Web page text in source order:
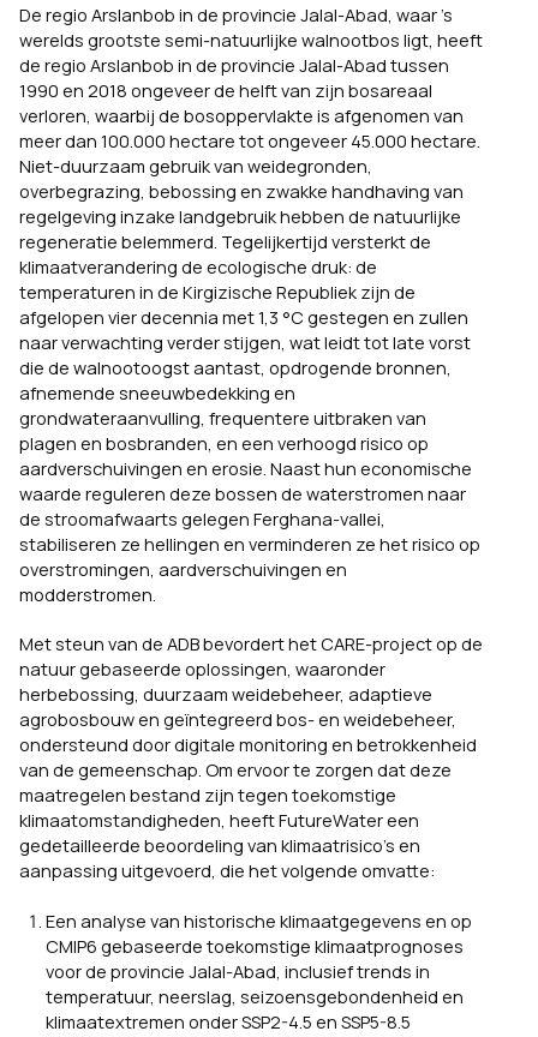
De regio Arslanbob in de provincie Jalal-Abad, waar ’s
werelds grootste semi-natuurlijke walnootbos ligt, heeft
de regio Arslanbob in de provincie Jalal-Abad tussen
1990 en 2018 ongeveer de helft van zijn bosareaal
verloren, waarbij de bosoppervlakte is afgenomen van
meer dan 100.000 hectare tot ongeveer 45.000 hectare.
Niet-duurzaam gebruik van weidegronden,
overbegrazing, bebossing en zwakke handhaving van
regelgeving inzake landgebruik hebben de natuurlijke
regeneratie belemmerd. Tegelijkertijd versterkt de
klimaatverandering de ecologische druk: de
temperaturen in de Kirgizische Republiek zijn de
afgelopen vier decennia met 1,3 °C gestegen en zullen
naar verwachting verder stijgen, wat leidt tot late vorst
die de walnootoogst aantast, opdrogende bronnen,
afnemende sneeuwbedekking en
grondwateraanvulling, frequentere uitbraken van
plagen en bosbranden, en een verhoogd risico op
aardverschuivingen en erosie. Naast hun economische
waarde reguleren deze bossen de waterstromen naar
de stroomafwaarts gelegen Ferghana-vallei,
stabiliseren ze hellingen en verminderen ze het risico op
overstromingen, aardverschuivingen en
modderstromen.
Met steun van de ADB bevordert het CARE-project op de
natuur gebaseerde oplossingen, waaronder
herbebossing, duurzaam weidebeheer, adaptieve
agrobosbouw en geïntegreerd bos- en weidebeheer,
ondersteund door digitale monitoring en betrokkenheid
van de gemeenschap. Om ervoor te zorgen dat deze
maatregelen bestand zijn tegen toekomstige
klimaatomstandigheden, heeft FutureWater een
gedetailleerde beoordeling van klimaatrisico’s en
aanpassing uitgevoerd, die het volgende omvatte:
Een analyse van historische klimaatgegevens en op
CMIP6 gebaseerde toekomstige klimaatprognoses
voor de provincie Jalal-Abad, inclusief trends in
temperatuur, neerslag, seizoensgebondenheid en
klimaatextremen onder SSP2-4.5 en SSP5-8.5